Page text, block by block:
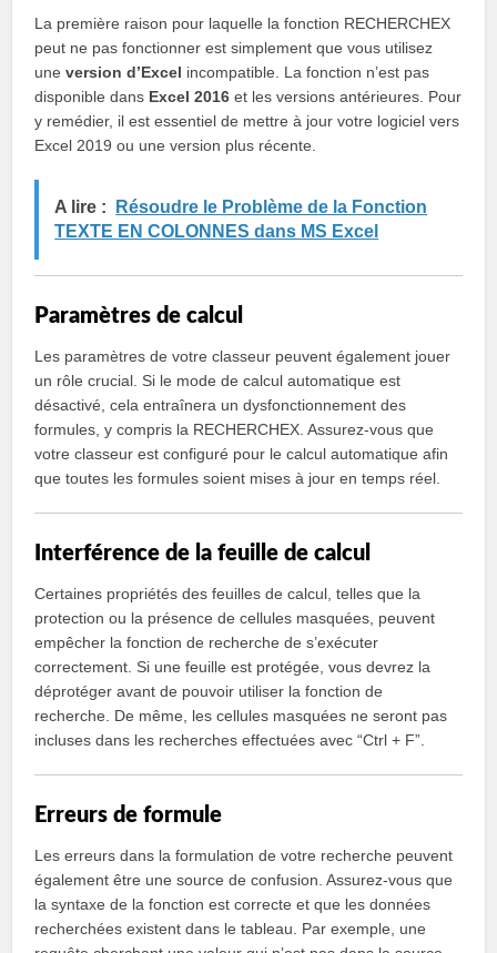
La première raison pour laquelle la fonction RECHERCHEX
peut ne pas fonctionner est simplement que vous utilisez
uneversion d’Excel incompatible. La fonction n’est pas
disponible dans Excel 2016 et les versions antérieures. Pour
y remédier, il est essentiel de mettre à jour votre logiciel vers
Excel 2019 ou une version plus récente.
A lire :
Résoudre le Problème de la Fonction
TEXTE EN COLONNES dans MS Excel
Paramètres de calcul
Les paramètres de votre classeur peuvent également jouer
un rôle crucial. Si le mode de calcul automatique est
désactivé, cela entraînera un dysfonctionnement des
formules, y compris la RECHERCHEX. Assurez-vous que
votre classeur est configuré pour le calcul automatique afin
que toutes les formules soient mises à jour en temps réel.
Interférence de la feuille de calcul
Certaines propriétés des feuilles de calcul, telles que la
protection ou la présence de cellules masquées, peuvent
empêcher la fonction de recherche de s’exécuter
correctement. Si une feuille est protégée, vous devrez la
déprotéger avant de pouvoir utiliser la fonction de
recherche. De même, les cellules masquées ne seront pas
incluses dans les recherches effectuées avec “Ctrl + F”.
Erreurs de formule
Les erreurs dans la formulation de votre recherche peuvent
également être une source de confusion. Assurez-vous que
la syntaxe de la fonction est correcte et que les données
recherchées existent dans le tableau. Par exemple, une